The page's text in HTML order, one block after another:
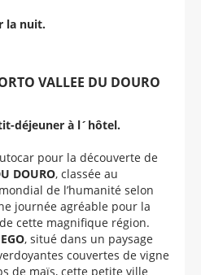
la nuit.
VALLEE DU DOURO
déjeuner à l´hôtel.
pour la découverte de
DOURO, classée au
de l’humanité selon
journée agréable pour la
cette magnifique région.
, situé dans un paysage
couvertes de vigne
de maïs, cette petite ville